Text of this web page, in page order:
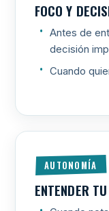
FOCO Y
Antes de
decisión
Cuando
AUTONOMÍA
ENTENDER